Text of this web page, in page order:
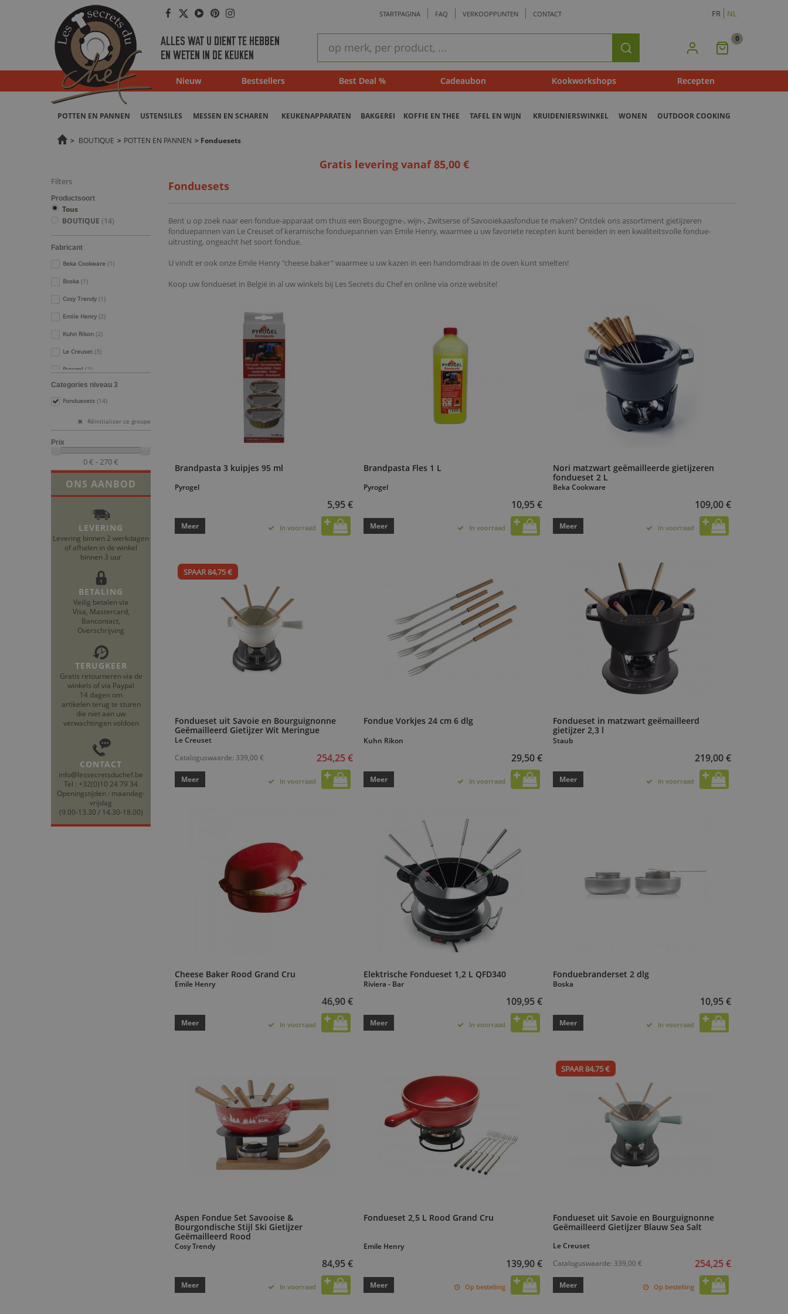
Facebook
Twitter
Youtube
Pinterest
Instagram STARTPAGINA FAQ VERKOOPPUNTEN CONTACT FR NL
ALLES WAT U DIENT TE HEBBEN
EN WETEN IN DE KEUKEN
zoeken
Zoeken Mijn
0
Nieuw Bestsellers Best Deal % Cadeaubon Kookworkshops Recepten
POTTEN EN PANNEN USTENSILES MESSEN EN SCHAREN KEUKENAPPARATEN BAKGEREI KOFFIE EN THEE TAFEL EN WIJN KRUIDENIERSWINKEL WONEN OUTDOOR COOKING
> BOUTIQUE > POTTEN EN PANNEN > Fonduesets
Gratis levering vanaf 85,00 €
Filters
Productsoort
Tous
BOUTIQUE (14)
Fabricant
Beka Cookware (1)
Boska (1)
Cosy Trendy (1)
Emile Henry (2)
Kuhn Rikon (2)
Le Creuset (3)
Pyrogel (2)
Riviera - Bar(1)
Staub(1)
Categories niveau 3
Fonduesets (14)
Réinitialiser ce groupe
Prix
0 € - 270 €
ONS AANBOD
LEVERING
Levering binnen 2 werkdagen
of afhalen in de winkel
binnen 3 uur
BETALING
Veilig betalen via
Visa, Mastercard,
Bancontact,
Overschrijving
TERUGKEER
Gratis retourneren via de
winkels of via Paypal
14 dagen om
artikelen terug te sturen
die niet aan uw
verwachtingen voldoen
CONTACT
info@lessecretsduchef.be
Tel : +32(0)10 24 79 34
Openingstijden : maandag-
vrijdag
(9.00-13.30 / 14.30-18.00)
Fonduesets
Bent u op zoek naar een fondue-apparaat om thuis een Bourgogne-, wijn-, Zwitserse of Savooiekaasfondue te maken? Ontdek ons assortiment gietijzeren
fonduepannen van Le Creuset of keramische fonduepannen van Emile Henry, waarmee u uw favoriete recepten kunt bereiden in een kwaliteitsvolle fondue-
uitrusting, ongeacht het soort fondue.
U vindt er ook onze Emile Henry "cheese baker" waarmee u uw kazen in een handomdraai in de oven kunt smelten!
Koop uw fondueset in België in al uw winkels bij Les Secrets du Chef en online via onze website!
Brandpasta 3 kuipjes 95 ml
Pyrogel
5,95 €
Meer In voorraad
Brandpasta Fles 1 L
Pyrogel
10,95 €
Meer In voorraad
Nori matzwart geëmailleerde gietijzeren
fondueset 2 L
Beka Cookware
109,00 €
Meer In voorraad
SPAAR 84,75 €
Fondueset uit Savoie en Bourguignonne
Geëmailleerd Gietijzer Wit Meringue
Le Creuset
Cataloguswaarde: 339,00 € 254,25 €
Meer In voorraad
Fondue Vorkjes 24 cm 6 dlg
Kuhn Rikon
29,50 €
Meer In voorraad
Fondueset in matzwart geëmailleerd
gietijzer 2,3 l
Staub
219,00 €
Meer In voorraad
Cheese Baker Rood Grand Cru
Emile Henry
46,90 €
Meer In voorraad
Elektrische Fondueset 1,2 L QFD340
Riviera - Bar
109,95 €
Meer In voorraad
Fonduebranderset 2 dlg
Boska
10,95 €
Meer In voorraad
Aspen Fondue Set Savooise &
Bourgondische Stijl Ski Gietijzer
Geëmailleerd Rood
Cosy Trendy
84,95 €
Meer In voorraad
Fondueset 2,5 L Rood Grand Cru
Emile Henry
139,90 €
Meer Op bestelling
SPAAR 84,75 €
Fondueset uit Savoie en Bourguignonne
Geëmailleerd Gietijzer Blauw Sea Salt
Le Creuset
Cataloguswaarde: 339,00 € 254,25 €
Meer Op bestelling